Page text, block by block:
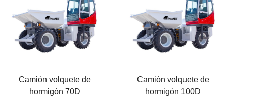
Camión volquete de
hormigón 70D
Capacidad del cubo
2.5 M³
Potencia del motor
85 KW
7000 KG
Camión volquete de
hormigón 100D
Capacidad del cubo
3 M³
Potencia del motor
91 KW
10000 KG